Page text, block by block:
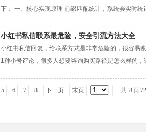
下： 一、核心实现原理 前缀匹配统计，系统会实时
小红书私信联系最危险，安全引流方法大全
小红书私信回复，给联系方式是非常危险的，很容易
1种小号评论，很多人想要咨询购买路径是怎么样的
5 6 7 8 下一页 末页 共 8页72